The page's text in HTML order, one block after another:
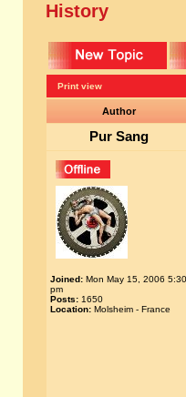
History
Print view
Author
Pur Sang
Joined: Mon May 15, 2006 5:30
pm
Posts: 1650
Location: Molsheim - France